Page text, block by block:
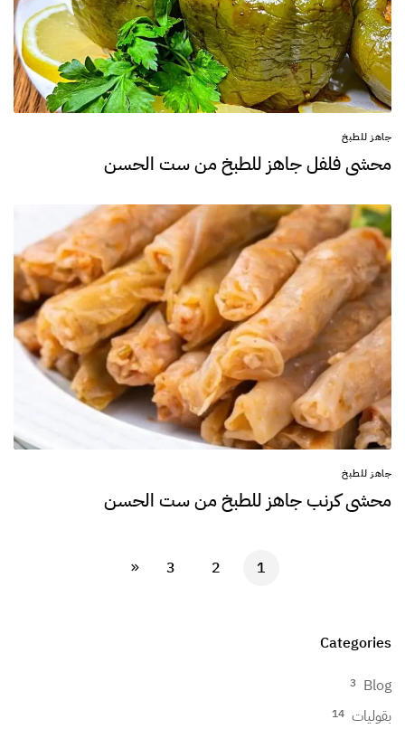
جاهز للطبخ
محشي فلفل جاهز للطبخ من ست الحسن
جاهز للطبخ
محشي كرنب جاهز للطبخ من ست الحسن
1
2
3
Categories
Blog
3
بقوليات 14